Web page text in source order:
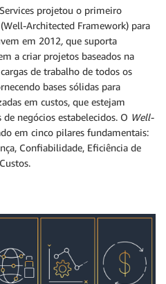
projetou o primeiro
Architected Framework) para
em 2012, que suporta
a criar projetos baseados na
de trabalho de todos os
bases sólidas para
em custos, que estejam
negócios estabelecidos. O Well-
em cinco pilares fundamentais:
Confiabilidade, Eficiência de